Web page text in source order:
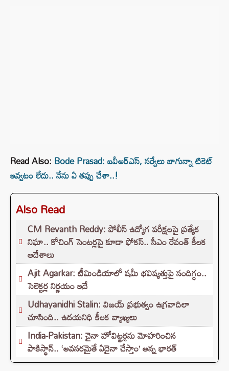
Read Also: Bode Prasad: ఐవీఆర్ఎస్‌, సర్వేలు బాగున్నా టికెట్
ఇవ్వటం లేదు.. నేను ఏ తప్పు చేశా..!
Also Read
CM Revanth Reddy: పోలీస్ ఉద్యోగ పరీక్షలపై ప్రత్యేక
నిఘా.. కోచింగ్ సెంటర్లపై కూడా ఫోకస్.. సీఎం రేవంత్ కీలక
ఆదేశాలు
Ajit Agarkar: టీమిండియాలో షమీ భవిష్యత్తుపై సందిగ్ధం..
సెలెక్టర్ల నిర్ణయం ఇదే
Udhayanidhi Stalin: విజయ్ ప్రభుత్వం ఉగ్రవాదిలా
చూసింది.. ఉదయనిధి కీలక వ్యాఖ్యలు
India-Pakistan: చైనా హోవిట్జర్లను మోహరించిన
పాకిస్థాన్.. ‘అవసరమైతే ఏదైనా చేస్తాం’ అన్న భారత్